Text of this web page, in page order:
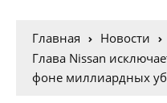
Главная
Новости
Глава Nissan
фоне миллиардных